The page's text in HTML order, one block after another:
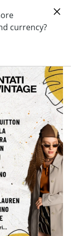
IT
HP